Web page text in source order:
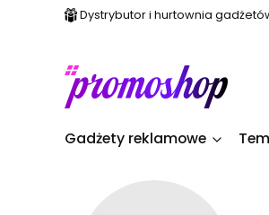
Dystrybutor i hurtownia
Gadżety reklamowe